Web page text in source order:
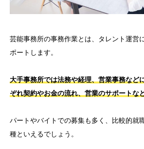
芸能事務所の事務作業とは、タレント運営
ポートします。
大手事務所では法務や経理、営業事務など
ぞれ契約やお金の流れ、営業のサポートな
パートやバイトでの募集も多く、比較的就
種といえるでしょう。